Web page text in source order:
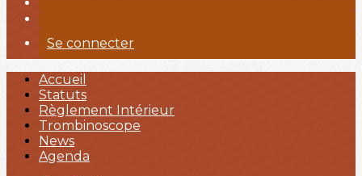
Se connecter
Accueil
Statuts
Règlement Intérieur
Trombinoscope
News
Agenda